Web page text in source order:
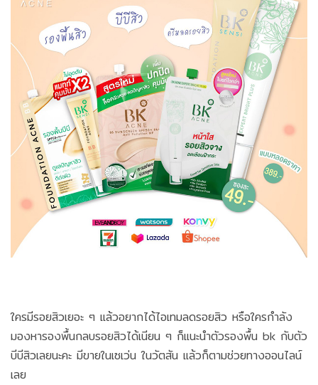
ใครมีรอยสิวเยอะ ๆ แล้วอยากได้ไอเทมลดรอยสิว หรือใครกำลัง
มองหารองพื้นกลบรอยสิวได้เนียน ๆ ก็แนะนำตัวรองพื้น bk กับตัว
บีบีสิวเลยนะคะ มีขายในเซเว่น ในวัตสัน แล้วก็ตามช่วยทางออนไลน์
เลย